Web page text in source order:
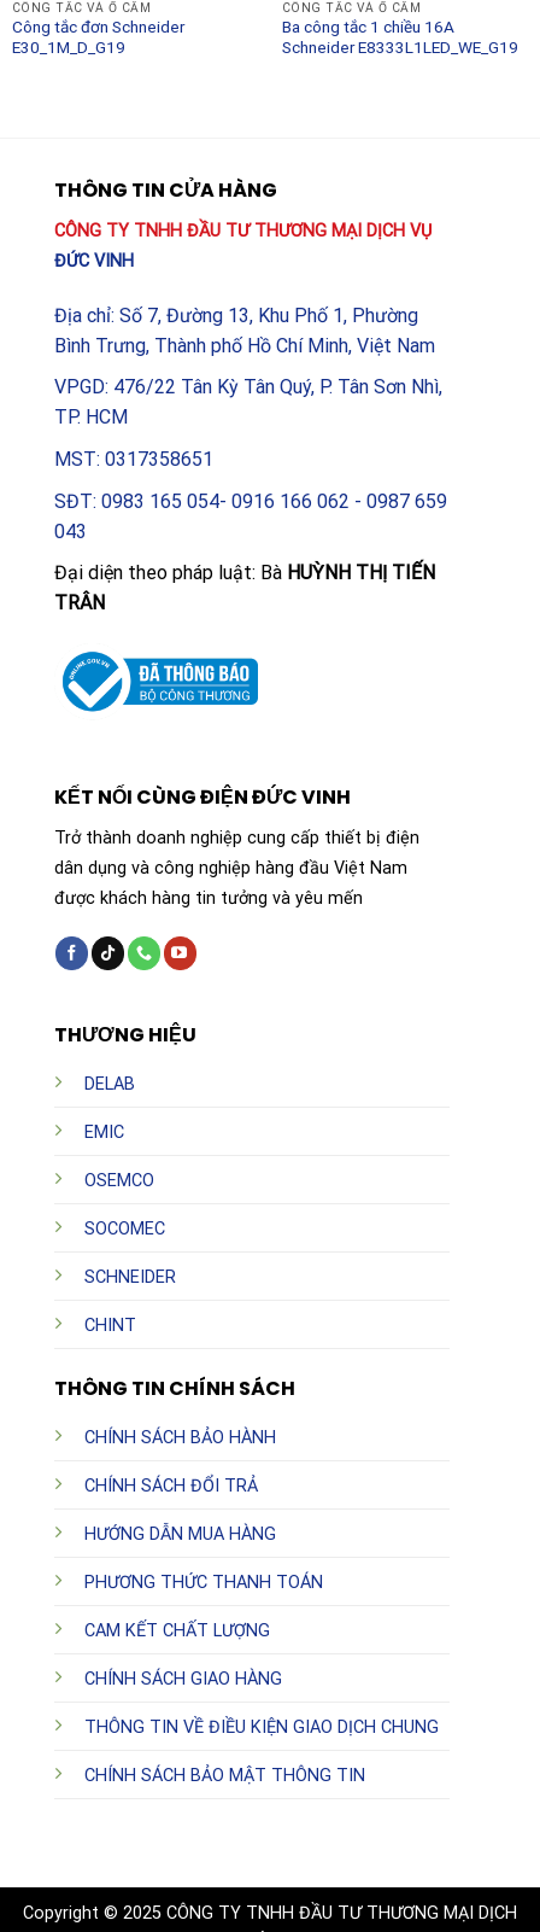
CÔNG TẮC VÀ Ổ CẮM
Công tắc đơn Schneider
E30_1M_D_G19
CÔNG TẮC VÀ Ổ CẮM
Ba công tắc 1 chiều 16A
Schneider E8333L1LED_WE_G19
THÔNG TIN CỬA HÀNG
CÔNG TY TNHH ĐẦU TƯ THƯƠNG MẠI DỊCH VỤ
ĐỨC VINH
Địa chỉ: Số 7, Đường 13, Khu Phố 1, Phường
Bình Trưng, Thành phố Hồ Chí Minh, Việt Nam
VPGD: 476/22 Tân Kỳ Tân Quý, P. Tân Sơn Nhì,
TP. HCM
MST: 0317358651
SĐT: 0983 165 054- 0916 166 062 - 0987 659
043
Đại diện theo pháp luật: Bà HUỲNH THỊ TIẾN
TRÂN
THƯƠNG HIỆU
DELAB
EMIC
OSEMCO
SOCOMEC
SCHNEIDER
CHINT
THÔNG TIN CHÍNH SÁCH
CHÍNH SÁCH BẢO HÀNH
CHÍNH SÁCH ĐỔI TRẢ
HƯỚNG DẪN MUA HÀNG
PHƯƠNG THỨC THANH TOÁN
CAM KẾT CHẤT LƯỢNG
CHÍNH SÁCH GIAO HÀNG
THÔNG TIN VỀ ĐIỀU KIỆN GIAO DỊCH CHUNG
CHÍNH SÁCH BẢO MẬT THÔNG TIN
KẾT NỐI CÙNG ĐIỆN ĐỨC VINH
Trở thành doanh nghiệp cung cấp thiết bị điện
dân dụng và công nghiệp hàng đầu Việt Nam
được khách hàng tin tưởng và yêu mến
Copyright © 2025 CÔNG TY TNHH ĐẦU TƯ THƯƠNG MẠI DỊCH